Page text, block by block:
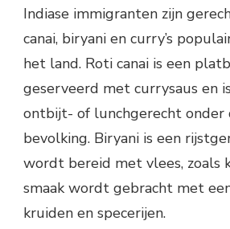
Indiase immigranten zijn
canai, biryani en curry’s
het land. Roti canai is een
geserveerd met currysaus en
ontbijt- of lunchgerecht onder
bevolking. Biryani is een
wordt bereid met vlees, zoals
smaak wordt gebracht met
kruiden en specerijen.